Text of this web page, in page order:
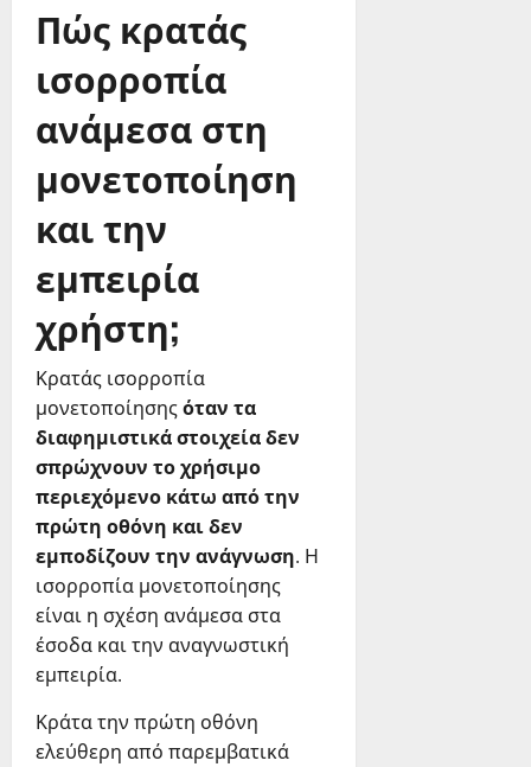
Πώς κρατάς
ισορροπία
ανάμεσα στη
μονετοποίηση
και την
εμπειρία
χρήστη;
Κρατάς ισορροπία
μονετοποίησηςόταν τα
διαφημιστικά στοιχεία δεν
σπρώχνουν το χρήσιμο
περιεχόμενο κάτω από την
πρώτη οθόνη και δεν
εμποδίζουν την ανάγνωση. Η
ισορροπία μονετοποίησης
είναι η σχέση ανάμεσα στα
έσοδα και την αναγνωστική
εμπειρία.
Κράτα την πρώτη οθόνη
ελεύθερη από παρεμβατικά